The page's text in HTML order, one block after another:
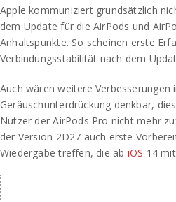
Apple kommuniziert grundsätzlich
dem Update für die AirPods und
Anhaltspunkte. So scheinen erste
Verbindungsstabilität nach dem
Auch wären weitere
Geräuschunterdrückung denkbar,
Nutzer der AirPods Pro nicht mehr
der Version 2D27 auch erste
Wiedergabe treffen, die ab iOS 14